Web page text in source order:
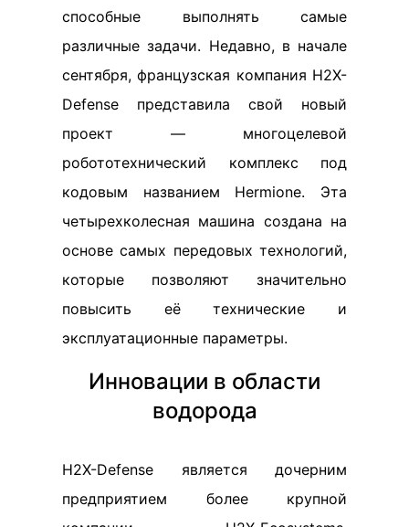
способные выполнять самые
различные задачи. Недавно, в начале
сентября, французская компания H2X-
Defense представила свой новый
проект — многоцелевой
робототехнический комплекс под
кодовым названием Hermione. Эта
четырехколесная машина создана на
основе самых передовых технологий,
которые позволяют значительно
повысить её технические и
эксплуатационные параметры.
Инновации в области
водорода
H2X-Defense является дочерним
предприятием более крупной